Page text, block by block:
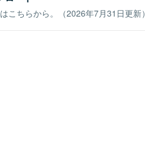
こちらから。（2026年7月31日更新）